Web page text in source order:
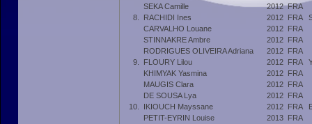
SEKA Camille
2012 FRA
8.
RACHIDI Ines 2012 FRA
CARVALHO Louane
2012 FRA
STINNAKRE Ambre
2012 FRA
RODRIGUES OLIVEIRA Adriana
2012 FRA
9.
FLOURY Lilou 2012 FRA
KHIMYAK Yasmina
2012 FRA
MAUGIS Clara
2012 FRA
DE SOUSA Lya
2012 FRA
10.
IKIOUCH Mayssane 2012 FRA
PETIT-EYRIN Louise
2013 FRA